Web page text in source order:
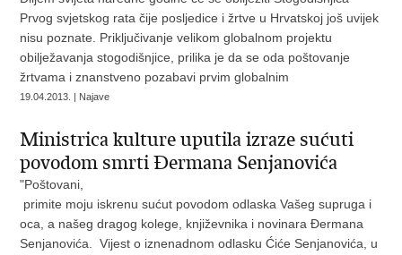
Prvog svjetskog rata čije posljedice i žrtve u Hrvatskoj još uvijek
nisu poznate. Priključivanje velikom globalnom projektu
obilježavanja stogodišnjice, prilika je da se oda poštovanje
žrtvama i znanstveno pozabavi prvim globalnim
19.04.2013. | Najave
Ministrica kulture uputila izraze sućuti
povodom smrti Đermana Senjanovića
"Poštovani,
primite moju iskrenu sućut povodom odlaska Vašeg supruga i
oca, a našeg dragog kolege, književnika i novinara Đermana
Senjanovića. Vijest o iznenadnom odlasku Ćiće Senjanovića, u